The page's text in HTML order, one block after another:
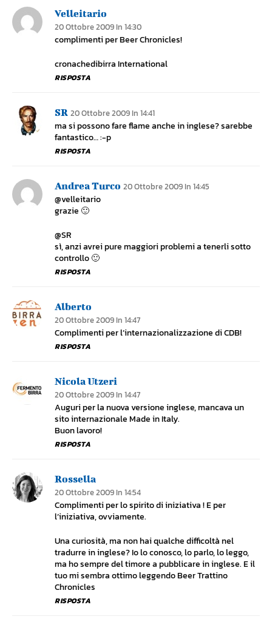
Velleitario
20 Ottobre 2009 In 14:30
complimenti per Beer Chronicles!
cronachedibirra International
RISPOSTA
SR 20 Ottobre 2009 In 14:41
ma si possono fare flame anche in inglese? sarebbe
fantastico… :-p
RISPOSTA
Andrea Turco 20 Ottobre 2009 In 14:45
@velleitario
grazie 🙂
@SR
sì, anzi avrei pure maggiori problemi a tenerli sotto
controllo 🙂
RISPOSTA
Alberto
20 Ottobre 2009 In 14:47
Complimenti per l’internazionalizzazione di CDB!
RISPOSTA
Nicola Utzeri
20 Ottobre 2009 In 14:47
Auguri per la nuova versione inglese, mancava un
sito internazionale Made in Italy.
Buon lavoro!
RISPOSTA
Rossella
20 Ottobre 2009 In 14:54
Complimenti per lo spirito di iniziativa ! E per
l’iniziativa, ovviamente.
Una curiosità, ma non hai qualche difficoltà nel
tradurre in inglese? Io lo conosco, lo parlo, lo leggo,
ma ho sempre del timore a pubblicare in inglese. E il
tuo mi sembra ottimo leggendo Beer Trattino
Chronicles
RISPOSTA